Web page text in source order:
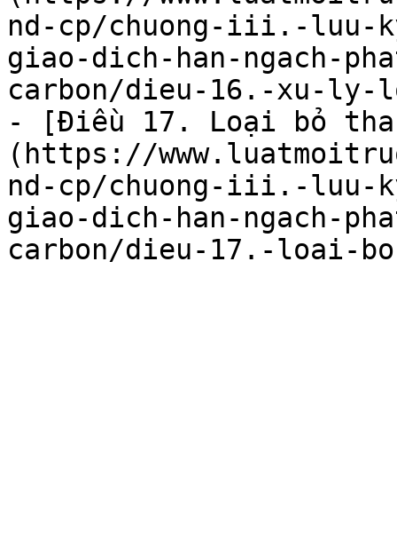
nd-cp/chuong-iii.-luu-
giao-dich-han-ngach-
carbon/dieu-16.-xu-ly-
- [Điều 17. Loại bỏ
(https://
nd-cp/chuong-iii.-luu-
giao-dich-han-ngach-